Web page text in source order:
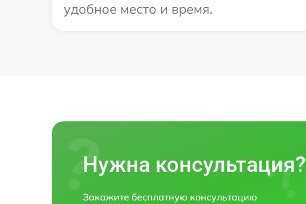
удобное место и время.
Нужна консультация?
Закажите бесплатную консультацию